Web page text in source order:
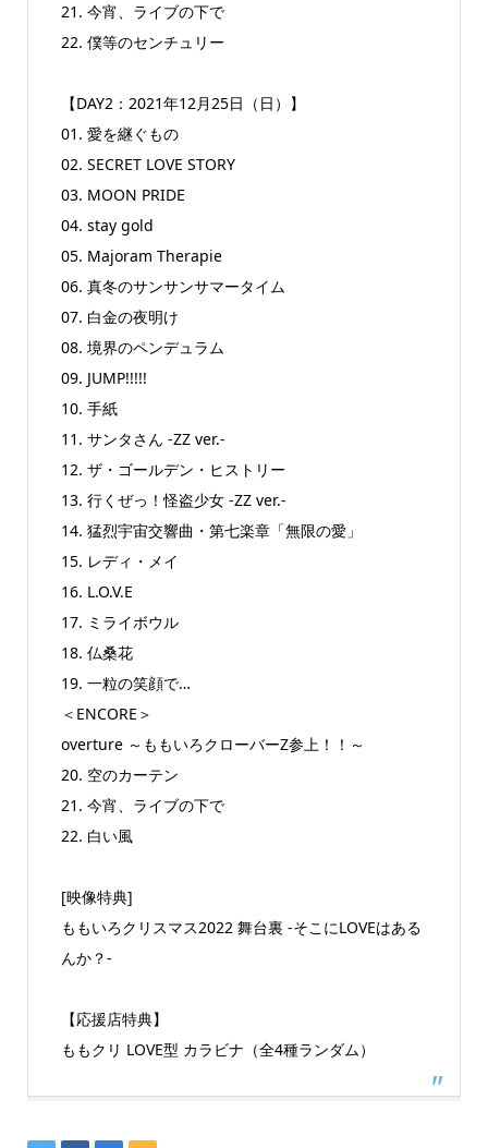
21. 今宵、ライブの下で
22. 僕等のセンチュリー
【DAY2：2021年12月25日（日）】
01. 愛を継ぐもの
02. SECRET LOVE STORY
03. MOON PRIDE
04. stay gold
05. Majoram Therapie
06. 真冬のサンサンサマータイム
07. 白金の夜明け
08. 境界のペンデュラム
09. JUMP!!!!!
10. 手紙
11. サンタさん -ZZ ver.-
12. ザ・ゴールデン・ヒストリー
13. 行くぜっ！怪盗少女 -ZZ ver.-
14. 猛烈宇宙交響曲・第七楽章「無限の愛」
15. レディ・メイ
16. L.O.V.E
17. ミライボウル
18. 仏桑花
19. 一粒の笑顔で…
＜ENCORE＞
overture ～ももいろクローバーZ参上！！～
20. 空のカーテン
21. 今宵、ライブの下で
22. 白い風
[映像特典]
ももいろクリスマス2022 舞台裏 -そこにLOVEはある
んか？-
【応援店特典】
ももクリ LOVE型 カラビナ（全4種ランダム）